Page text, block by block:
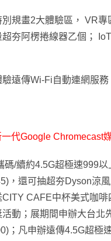
規畫2大體驗區， VR
夯阿楞捲線器乙個；
遠傳Wi-Fi自動連網服務
代Google Chromecast
碼/續約4.5G超極速999
，還可抽超夯Dyson涼
CITY CAFE中杯美式咖
活動；展期間申辦大台
；凡申辦遠傳4.5G超極